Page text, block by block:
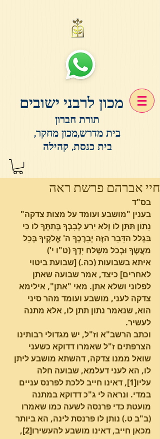
מכון לרבני ישובים
תורת חברון
בית מדרש,מכון מחקר,
בית כנסת, קהילה
חיי אברהם פרשת ראה
בס"ד
בענין "מושבע ועומד על מצות צדקה"
נָתוֹן תִּתֵּן לוֹ וְלֹא יֵרַע לְבָבְךָ בְּתִתְּךָ לוֹ כִּי
בִּגְלַל הַדָּבָר הַזֶּה יְבָרֶכְךָ ה' אֱלֹקֶיךָ בְּכָל
מַעֲשֶׂךָ וּבְכֹל מִשְׁלַח יָדֶךָ (ט"ו י')
איתא בשבועות (כה.) [שבועת ביטוי
לאחרים] כיצד, אמר שבועה שאתן
לפלוני ושלא אתן. מאי "אתן", אילימא
צדקה לעני, מושבע ועומד מהר סיני
הוא, שנאמר נתון תתן לו, אלא מתנה
לעשיר.
וכתב הרשב"א וז"ל, יש מגדולי רבותינו
הצרפתים ז"ל שאמרו דדוקא כשעני
שואל ממנו צדקה, דהשתא מושבע ליתן
לו, הא לעני דעלמא, שבועה חלה
עליו[1], דאינו חייב ללכת לפרנס עניים
במדי. ונראה לי ג"כ דדוקא במתנה
מועטת כדי פרנסה לשעה כמו שאמרו
(ב"ב ט.) נותן לו פרנסת לינה, הא ביותר
מכאן חייב, דאינו מושבע להעשירו[2],